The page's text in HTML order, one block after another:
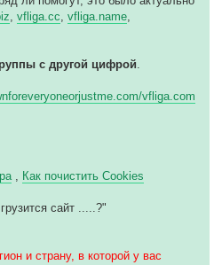
,vfliga.cc ,vfliga.name
с другой цифрой
vfliga.com
Как почистить Cookies
сайт .....?"
и страну, в которой у вас